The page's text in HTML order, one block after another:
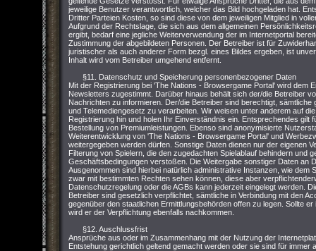
jeweilige Benutzer verantwortlich, welcher das Bild hochgeladen hat.
Dritter Parteien Kosten, so sind diese von dem jeweiligen Mitglied in
Aufgrund der Rechtslage, die sich aus dem allgemeinen
ergibt, bedarf eine jegliche Weiterverwendung der im Internetportal
Zustimmung der abgebildeten Personen. Der Betreiber ist für
juristischer als auch anderer Form bezgl. eines Bildes ergeben, ist
Inhalt wird vom Betreiber umgehend entfernt.
§11. Datenschutz und Speicherung personenbezogener Daten
Mit der Registrierung bei 'The Nations - Browsergame Portal' wird dem
Newsletters zugestimmt. Darüber hinaus behält sich der/die Betreiber
Nachrichten zu informieren. Der/die Betreiber sind berechtigt,
und Telemediengesetz zu verarbeiten. Wir weisen unter anderem auf
Registrierung hin und holen Ihr Einverständnis ein. Entsprechendes gilt
Bestellung von Premiumleistungen. Ebenso sind anonymisierte
Weiterentwicklung von 'The Nations - Browsergame Portal' und
weitergegeben werden dürfen. Sonstige Daten dienen nur der eigenen
Filterung von Spielern, die den zugedachten Spielablauf behindern und
Geschäftsbedingungen verstoßen. Die Weitergabe sonstiger Daten an
Ausgenommen sind hierbei natürlich administrative Instanzen, wie dem
zwar mit bestimmten Rechten sehen können, diese aber
Datenschutzregelung oder die AGBs kann jederzeit eingelegt werden.
Betreiber sind gesetzlich verpflichtet, sämtliche in Verbindung mit den
gegenüber den staatlichen Ermittlungsbehörden offen zu legen. Sollte
wird er der Verpflichtung ebenfalls nachkommen.
§12. Auschlussfrist
Ansprüche aus oder im Zusammenhang mit der Nutzung der
Entstehung gerichtlich geltend gemacht werden oder sie sind für immer